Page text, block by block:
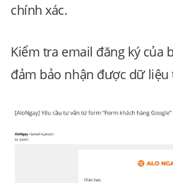
chính xác.
Kiểm tra email đăng ký của
đảm bảo nhận được dữ liệu